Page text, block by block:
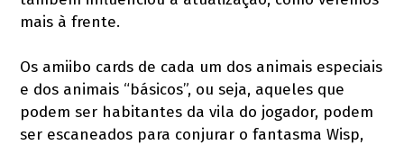
mais à frente.
Os amiibo cards de cada um dos animais especiais
e dos animais “básicos”, ou seja, aqueles que
podem ser habitantes da vila do jogador, podem
ser escaneados para conjurar o fantasma Wisp,